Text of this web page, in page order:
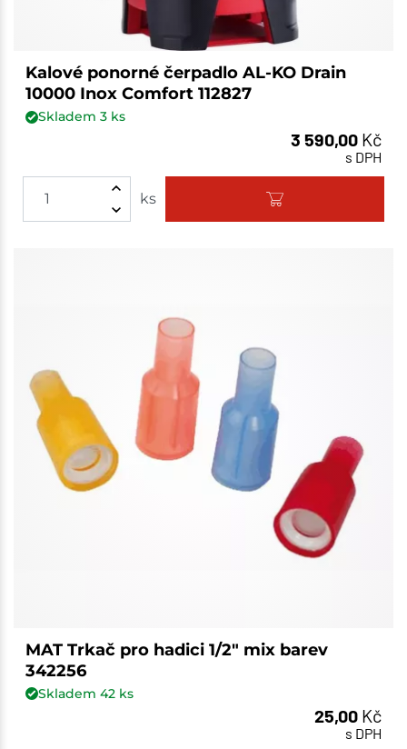
Kalové ponorné čerpadlo AL-KO Drain
10000 Inox Comfort 112827
Skladem 3ks
3 590,00 Kč
s DPH
ks
MAT Trkač pro hadici 1/2" mix barev
342256
Skladem 42ks
25,00 Kč
s DPH